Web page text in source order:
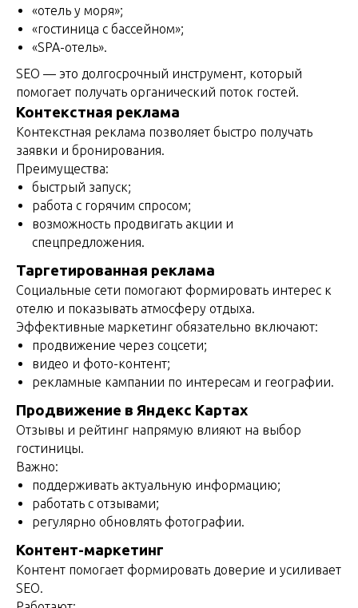
«отель у моря»;
«гостиница с бассейном»;
«SPA-отель».
SEO — это долгосрочный инструмент, который
помогает получать органический поток гостей.
Контекстная реклама
Контекстная реклама позволяет быстро получать
заявки и бронирования.
Преимущества:
быстрый запуск;
работа с горячим спросом;
возможность продвигать акции и
спецпредложения.
Таргетированная реклама
Социальные сети помогают формировать интерес к
отелю и показывать атмосферу отдыха.
Эффективные маркетинг обязательно включают:
продвижение через соцсети;
видео и фото-контент;
рекламные кампании по интересам и географии.
Продвижение в Яндекс Картах
Отзывы и рейтинг напрямую влияют на выбор
гостиницы.
Важно:
поддерживать актуальную информацию;
работать с отзывами;
регулярно обновлять фотографии.
Контент-маркетинг
Контент помогает формировать доверие и усиливает
SEO.